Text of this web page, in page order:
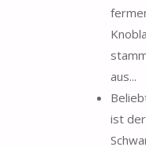
aus...
ist der